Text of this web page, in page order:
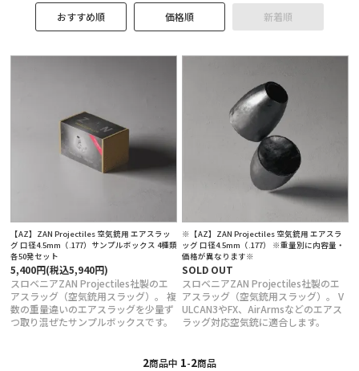
・送料について
商取引法に基づく表記
おすすめ順 価格順 新着順
【AZ】ZAN Projectiles 空気銃用 エアスラッ
グ 口径4.5mm（.177）サンプルボックス 4種類
各50発セット
5,400円(税込5,940円)
スロベニアZAN Projectiles社製のエ
アスラッグ（空気銃用スラッグ）。 複
数の重量違いのエアスラッグを少量ず
つ取り混ぜたサンプルボックスです。
※【AZ】ZAN Projectiles 空気銃用 エアスラ
ッグ 口径4.5mm（.177） ※重量別に内容量・
価格が異なります※
SOLD OUT
スロベニアZAN Projectiles社製のエ
アスラッグ（空気銃用スラッグ）。 V
ULCAN3やFX、AirArmsなどのエアス
ラッグ対応空気銃に適合します。
2商品中 1-2商品